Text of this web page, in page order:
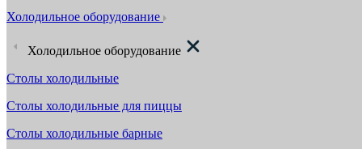
Холодильное оборудование
Холодильное оборудование
Столы холодильные
Столы холодильные для пиццы
Столы холодильные барные